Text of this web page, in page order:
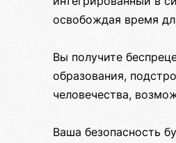
освобождая время
Вы получите
образования,
человечества,
Ваша безопасность